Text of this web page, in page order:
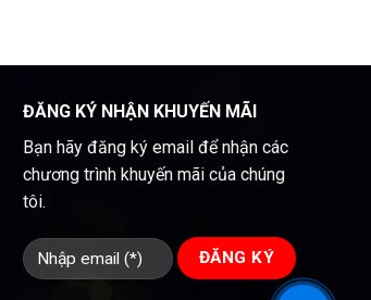
ĐĂNG KÝ NHẬN KHUYẾN MÃI
Bạn hãy đăng ký email để nhận các
chương trình khuyến mãi của chúng
tôi.